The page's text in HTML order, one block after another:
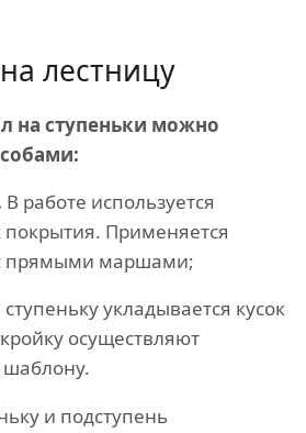
на лестницу
на ступеньки можно
В работе используется
покрытия. Применяется
прямыми маршами;
укладывается кусок
осуществляют
и подступень